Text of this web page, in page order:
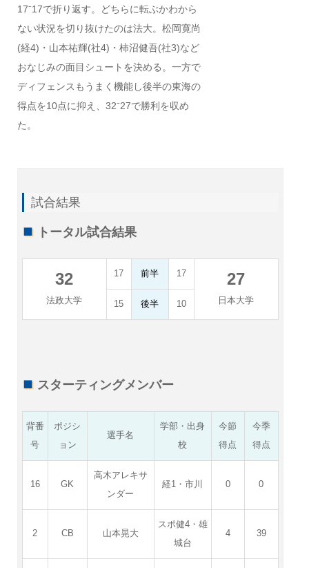
17⁻17で折り返す。どちらに転ぶかわから
ない状況を切り抜けたのは法大。松岡寛尚
(経4)・山本祐輝(社4)・柿沼健吾(社3)など
おなじみの面目シュートを決める。一方で
ディフェンスもうまく機能し後半の東海の
得点を10点に抑え、32⁻27で勝利を収め
た。
試合結果
トータル試合結果
32
法政大学
17 前半 17 27
日本大学
15 後半 10
スターティングメンバー
背番
号
ポジシ
ョン
選手名
学部・出身
校
今節
得点
今季
得点
16 GK
高木アレキサ
ンダー
経1・市川 0 0
2 CB 山本晃大
スポ健4・雄
城台
4 39